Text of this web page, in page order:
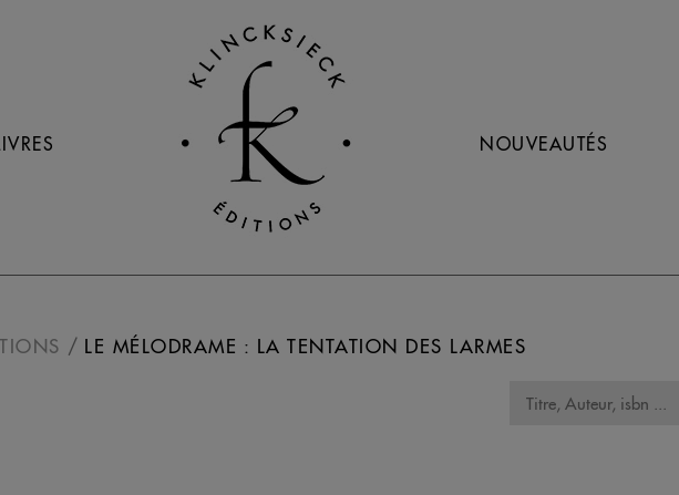
NOUVEAUTÉS
LE MÉLODRAME : LA TENTATION DES LARMES